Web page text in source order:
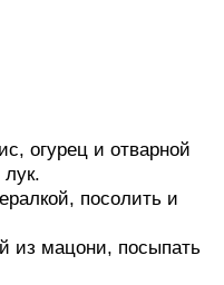
огурец и отварной
посолить и
из мацони, посыпать